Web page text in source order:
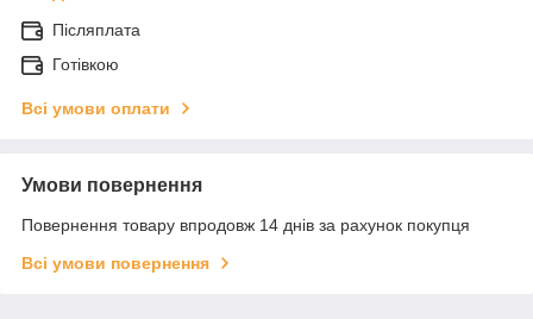
Післяплата
Готівкою
Всі умови оплати
Умови повернення
Повернення товару впродовж 14 днів за рахунок покупця
Всі умови повернення